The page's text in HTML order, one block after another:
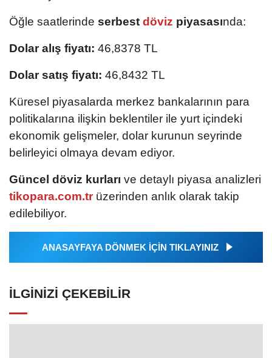
Öğle saatlerinde serbest döviz piyasasında:
Dolar alış fiyatı: 46,8378 TL
Dolar satış fiyatı: 46,8432 TL
Küresel piyasalarda merkez bankalarının para
politikalarına ilişkin beklentiler ile yurt içindeki
ekonomik gelişmeler, dolar kurunun seyrinde
belirleyici olmaya devam ediyor.
Güncel döviz kurları ve detaylı piyasa analizleri
tikopara.com.trüzerinden anlık olarak takip
edilebiliyor.
ANASAYFAYA DÖNMEK İÇİN TIKLAYINIZ
İLGINIZI ÇEKEBILIR